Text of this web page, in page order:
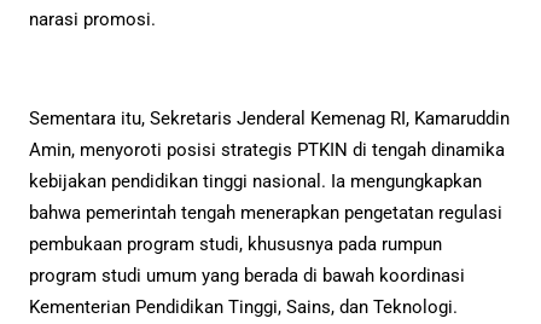
narasi promosi.
Sementara itu, Sekretaris Jenderal Kemenag RI, Kamaruddin
Amin, menyoroti posisi strategis PTKIN di tengah dinamika
kebijakan pendidikan tinggi nasional. Ia mengungkapkan
bahwa pemerintah tengah menerapkan pengetatan regulasi
pembukaan program studi, khususnya pada rumpun
program studi umum yang berada di bawah koordinasi
Kementerian Pendidikan Tinggi, Sains, dan Teknologi.